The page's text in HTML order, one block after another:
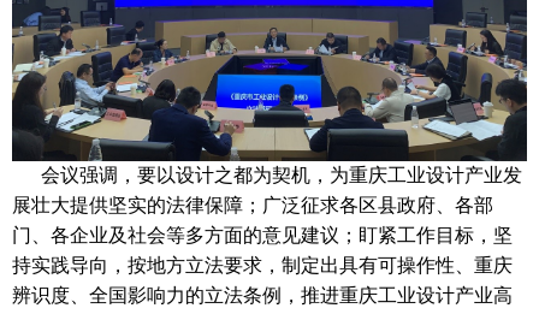
会议强调，要以设计之都为契机，为重庆工业设计产业发
展壮大提供坚实的法律保障；广泛征求各区县政府、各部
门、各企业及社会等多方面的意见建议；盯紧工作目标，坚
持实践导向，按地方立法要求，制定出具有可操作性、重庆
辨识度、全国影响力的立法条例，推进重庆工业设计产业高